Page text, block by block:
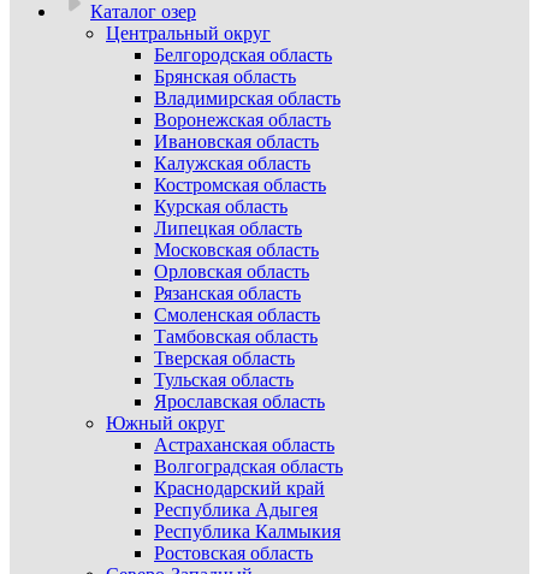
Каталог озер
Центральный округ
Белгородская область
Брянская область
Владимирская область
Воронежская область
Ивановская область
Калужская область
Костромская область
Курская область
Липецкая область
Московская область
Орловская область
Рязанская область
Смоленская область
Тамбовская область
Тверская область
Тульская область
Ярославская область
Южный округ
Астраханская область
Волгоградская область
Краснодарский край
Республика Адыгея
Республика Калмыкия
Ростовская область